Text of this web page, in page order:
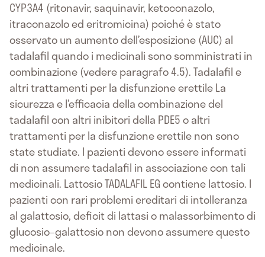
CYP3A4 (ritonavir, saquinavir, ketoconazolo,
itraconazolo ed eritromicina) poiché è stato
osservato un aumento dell’esposizione (AUC) al
tadalafil quando i medicinali sono somministrati in
combinazione (vedere paragrafo 4.5). Tadalafil e
altri trattamenti per la disfunzione erettile La
sicurezza e l’efficacia della combinazione del
tadalafil con altri inibitori della PDE5 o altri
trattamenti per la disfunzione erettile non sono
state studiate. I pazienti devono essere informati
di non assumere tadalafil in associazione con tali
medicinali. Lattosio TADALAFIL EG contiene lattosio. I
pazienti con rari problemi ereditari di intolleranza
al galattosio, deficit di lattasi o malassorbimento di
glucosio–galattosio non devono assumere questo
medicinale.